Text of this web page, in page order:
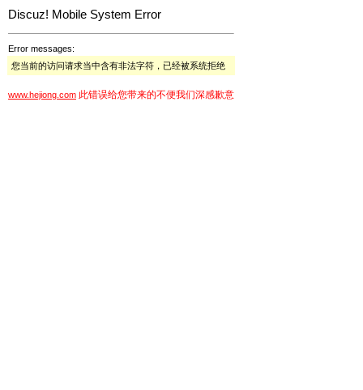
Discuz! Mobile System Error
Error messages:
您当前的访问请求当中含有非法字符，已经被系统拒绝
www.hejiong.com 此错误给您带来的不便我们深感歉意